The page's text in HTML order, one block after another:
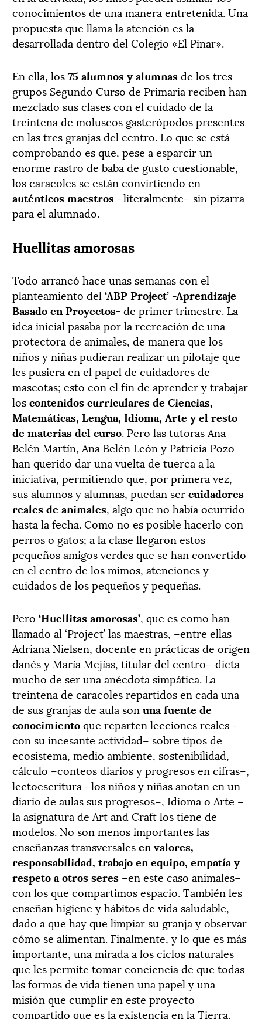
conocimientos de una manera entretenida. Una
propuesta que llama la atención es la
desarrollada dentro del Colegio «El Pinar».
En ella, los75 alumnos y alumnasde los tres
grupos Segundo Curso de Primaria reciben han
mezclado sus clases con el cuidado de la
treintena de moluscos gasterópodos presentes
en las tres granjas del centro. Lo que se está
comprobando es que, pese a esparcir un
enorme rastro de baba de gusto cuestionable,
los caracoles se están convirtiendo en
auténticos maestros –literalmente– sin pizarra
para el alumnado.
Huellitas amorosas
Todo arrancó hace unas semanas con el
planteamiento del ‘ABP Project’ -Aprendizaje
Basado en Proyectos-de primer trimestre. La
idea inicial pasaba por la recreación de una
protectora de animales, de manera que los
niños y niñas pudieran realizar un pilotaje que
les pusiera en el papel de cuidadores de
mascotas; esto con el fin de aprender y trabajar
loscontenidos curriculares de Ciencias,
Matemáticas, Lengua, Idioma, Arte y el resto
de materias del curso. Pero las tutoras Ana
Belén Martín, Ana Belén León y Patricia Pozo
han querido dar una vuelta de tuerca a la
iniciativa, permitiendo que, por primera vez,
sus alumnos y alumnas, puedan sercuidadores
reales de animales, algo que no había ocurrido
hasta la fecha. Como no es posible hacerlo con
perros o gatos; a la clase llegaron estos
pequeños amigos verdes que se han convertido
en el centro de los mimos, atenciones y
cuidados de los pequeños y pequeñas.
Pero ‘Huellitas amorosas’, que es como han
llamado al ‘Project’ las maestras, –entre ellas
Adriana Nielsen, docente en prácticas de origen
danés y María Mejías, titular del centro– dicta
mucho de ser una anécdota simpática. La
treintena de caracoles repartidos en cada una
de sus granjas de aula son una fuente de
conocimientoque reparten lecciones reales –
con su incesante actividad– sobre tipos de
ecosistema, medio ambiente, sostenibilidad,
cálculo –conteos diarios y progresos en cifras–,
lectoescritura –los niños y niñas anotan en un
diario de aulas sus progresos–, Idioma o Arte –
la asignatura de Art and Craft los tiene de
modelos. No son menos importantes las
enseñanzas transversalesen valores,
responsabilidad, trabajo en equipo, empatía y
respeto a otros seres –en este caso animales–
con los que compartimos espacio. También les
enseñan higiene y hábitos de vida saludable,
dado a que hay que limpiar su granja y observar
cómo se alimentan. Finalmente, y lo que es más
importante, una mirada a los ciclos naturales
que les permite tomar conciencia de que todas
las formas de vida tienen una papel y una
misión que cumplir en este proyecto
compartido que es la existencia en la Tierra.